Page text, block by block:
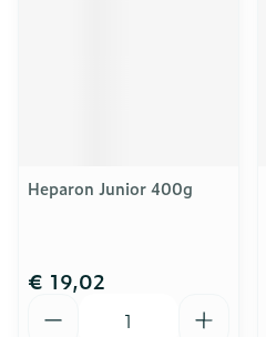
Heparon Junior 400g
€ 19,02